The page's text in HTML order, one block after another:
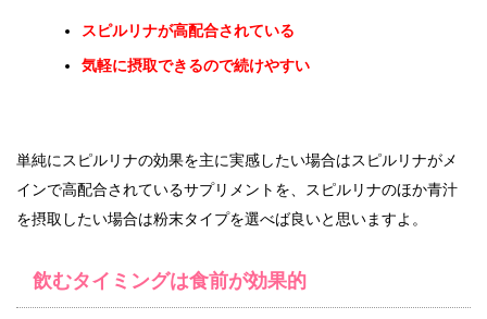
スピルリナが高配合されている
気軽に摂取できるので続けやすい
単純にスピルリナの効果を主に実感したい場合はスピルリナがメ
インで高配合されているサプリメントを、スピルリナのほか青汁
を摂取したい場合は粉末タイプを選べば良いと思いますよ。
飲むタイミングは食前が効果的